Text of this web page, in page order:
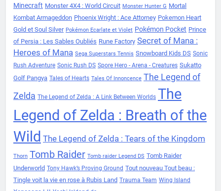
Minecraft Monster 4X4 : World Circuit Monster Hunter G Mortal
Kombat Armageddon Phoenix Wright : Ace Attorney Pokemon Heart
Gold et Soul Silver Pokémon Ecarlate et Violet Pokémon Pocket Prince
of Persia : Les Sables Oubliés Rune Factory Secret of Mana :
Heroes of Mana Sega Superstars Tennis Snowboard Kids DS Sonic
Rush Adventure Sonic Rush DS Spore Hero - Arena - Creatures Sukatto
Golf Pangya Tales of Hearts Tales Of Innoncence The Legend of
Zelda The Legend of Zelda : A Link Between Worlds The
Legend of Zelda : Breath of the
Wild The Legend of Zelda : Tears of the Kingdom
Thorn Tomb Raider Tomb raider Legend DS Tomb Raider
Underworld Tony Hawk’s Proving Ground Tout nouveau Tout beau :
Tingle voit la vie en rose à Rubis Land Trauma Team Wing Island